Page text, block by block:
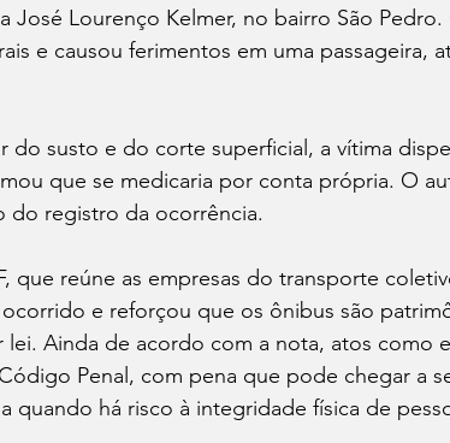
José Lourenço Kelmer, no bairro São
e causou ferimentos em uma passageira,
do susto e do corte superficial, a vítima
que se medicaria por conta própria. O
registro da ocorrência.
que reúne as empresas do transporte
e reforçou que os ônibus são
Ainda de acordo com a nota, atos como
Penal, com pena que pode chegar a
quando há risco à integridade física de